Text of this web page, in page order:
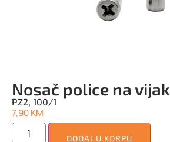
Nosač police na vijak
PZ2, 100/1
7,90KM
DODAJ U KORPU